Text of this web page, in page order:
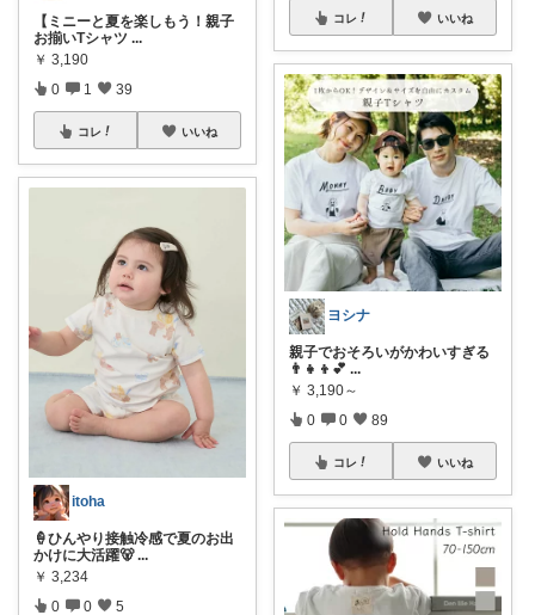
【ミニーと夏を楽しもう！親子
お揃いTシャツ ...
￥ 3,190
0 1 39
コレ いいね
itoha
🍦ひんやり接触冷感で夏のお出
かけに大活躍🐻 ...
￥ 3,234
0 0 5
コレ いいね
ヨシナ
親子でおそろいがかわいすぎる
👨‍👧‍👦💕 ...
￥ 3,190～
0 0 89
コレ いいね